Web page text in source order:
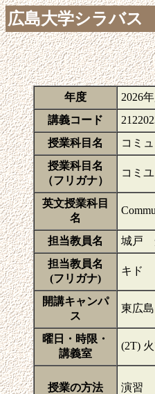
広島大学シラバス
年度 2026
講義コード
授業科目名
コミ
授業科目名
（フリガナ）
コミ
英文授業科目
名
担当教員名
城戸
担当教員名
(フリガナ)
キド
開講キャンパ
ス
東広島
曜日・時限・
講義室
(2T)
授業の方法 演習